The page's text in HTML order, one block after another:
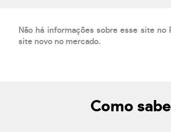
Não há informações sobre esse site no
site novo no mercado.
Como